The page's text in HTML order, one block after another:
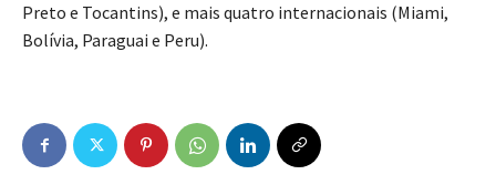
Preto e Tocantins), e mais quatro internacionais (Miami,
Bolívia, Paraguai e Peru).